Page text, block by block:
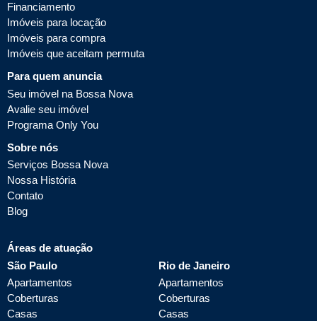
Financiamento
Imóveis para locação
Imóveis para compra
Imóveis que aceitam permuta
Para quem anuncia
Seu imóvel na Bossa Nova
Avalie seu imóvel
Programa Only You
Sobre nós
Serviços Bossa Nova
Nossa História
Contato
Blog
Áreas de atuação
São Paulo
Apartamentos
Coberturas
Casas
Rio de Janeiro
Apartamentos
Coberturas
Casas